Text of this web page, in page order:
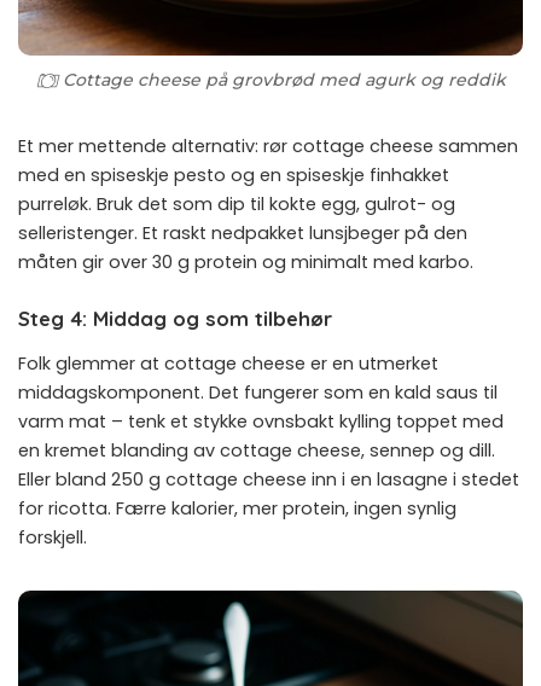
Cottage cheese på grovbrød med agurk og reddik
Et mer mettende alternativ: rør cottage cheese sammen
med en spiseskje pesto og en spiseskje finhakket
purreløk. Bruk det som dip til kokte egg, gulrot- og
selleristenger. Et raskt nedpakket lunsjbeger på den
måten gir over 30 g protein og minimalt med karbo.
Steg 4: Middag og som tilbehør
Folk glemmer at cottage cheese er en utmerket
middagskomponent. Det fungerer som en kald saus til
varm mat – tenk et stykke ovnsbakt kylling toppet med
en kremet blanding av cottage cheese, sennep og dill.
Eller bland 250 g cottage cheese inn i en lasagne i stedet
for ricotta. Færre kalorier, mer protein, ingen synlig
forskjell.